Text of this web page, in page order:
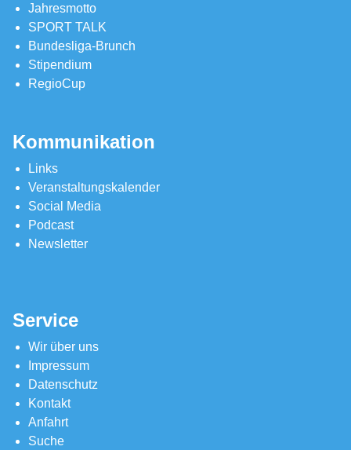
Jahresmotto
SPORT TALK
Bundesliga-Brunch
Stipendium
RegioCup
Kommunikation
Links
Veranstaltungskalender
Social Media
Podcast
Newsletter
Service
Wir über uns
Impressum
Datenschutz
Kontakt
Anfahrt
Suche